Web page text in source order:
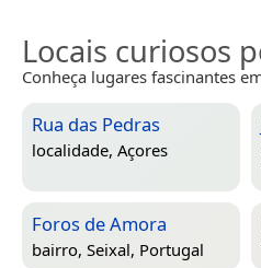
Locais curiosos
Conheça lugares fascinantes
Rua das Pedras
localidade, Açores
Foros de Amora
bairro, Seixal, Portugal